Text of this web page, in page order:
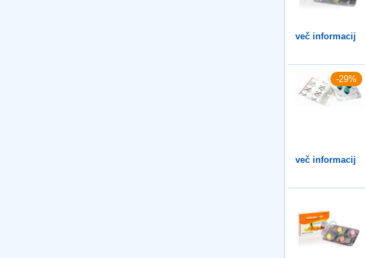
več informacij
-29%
več informacij